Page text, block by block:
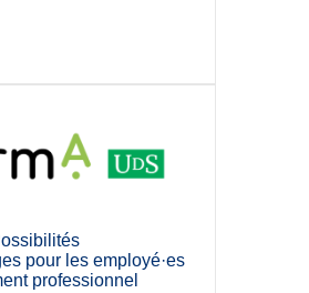
pour les employé·es
professionnel